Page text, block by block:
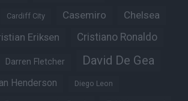
Cardiff City Casemiro Chelsea
Eriksen Cristiano Ronaldo
Darren Fletcher David De Gea
Henderson Diego Leon